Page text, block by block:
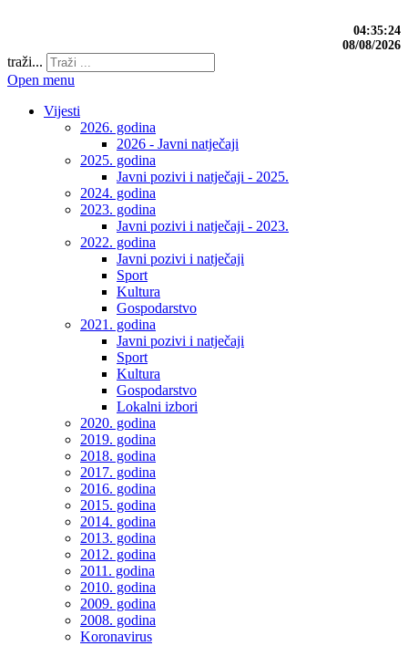
04:35:25
08/08/2026
traži...
Open menu
Vijesti
2026. godina
2026 - Javni natječaji
2025. godina
Javni pozivi i natječaji - 2025.
2024. godina
2023. godina
Javni pozivi i natječaji - 2023.
2022. godina
Javni pozivi i natječaji
Sport
Kultura
Gospodarstvo
2021. godina
Javni pozivi i natječaji
Sport
Kultura
Gospodarstvo
Lokalni izbori
2020. godina
2019. godina
2018. godina
2017. godina
2016. godina
2015. godina
2014. godina
2013. godina
2012. godina
2011. godina
2010. godina
2009. godina
2008. godina
Koronavirus